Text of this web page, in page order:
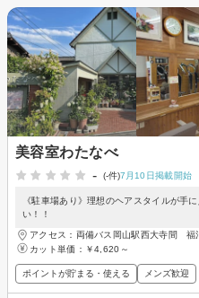
美容室わたなべ
-
(-件)7月10日掲載開始
《駐車場あり》理想のヘアスタイルが手
い！！
アクセス：両備バス岡山駅西大寺間
カット単価： ￥4,620～
ポイントが貯まる・使える メンズ歓迎